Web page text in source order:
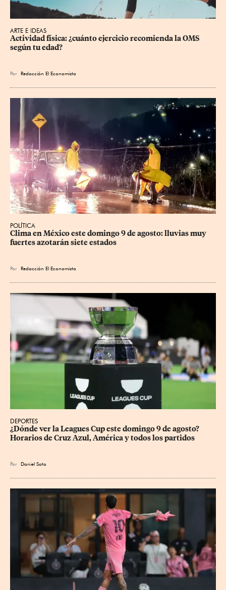
ARTE E IDEAS
Actividad física: ¿cuánto ejercicio recomienda la OMS
según tu edad?
Por Redacción El Economista
POLÍTICA
Clima en México este domingo 9 de agosto: lluvias muy
fuertes azotarán siete estados
Por Redacción El Economista
DEPORTES
¿Dónde ver la Leagues Cup este domingo 9 de agosto?
Horarios de Cruz Azul, América y todos los partidos
Por Daniel Soto